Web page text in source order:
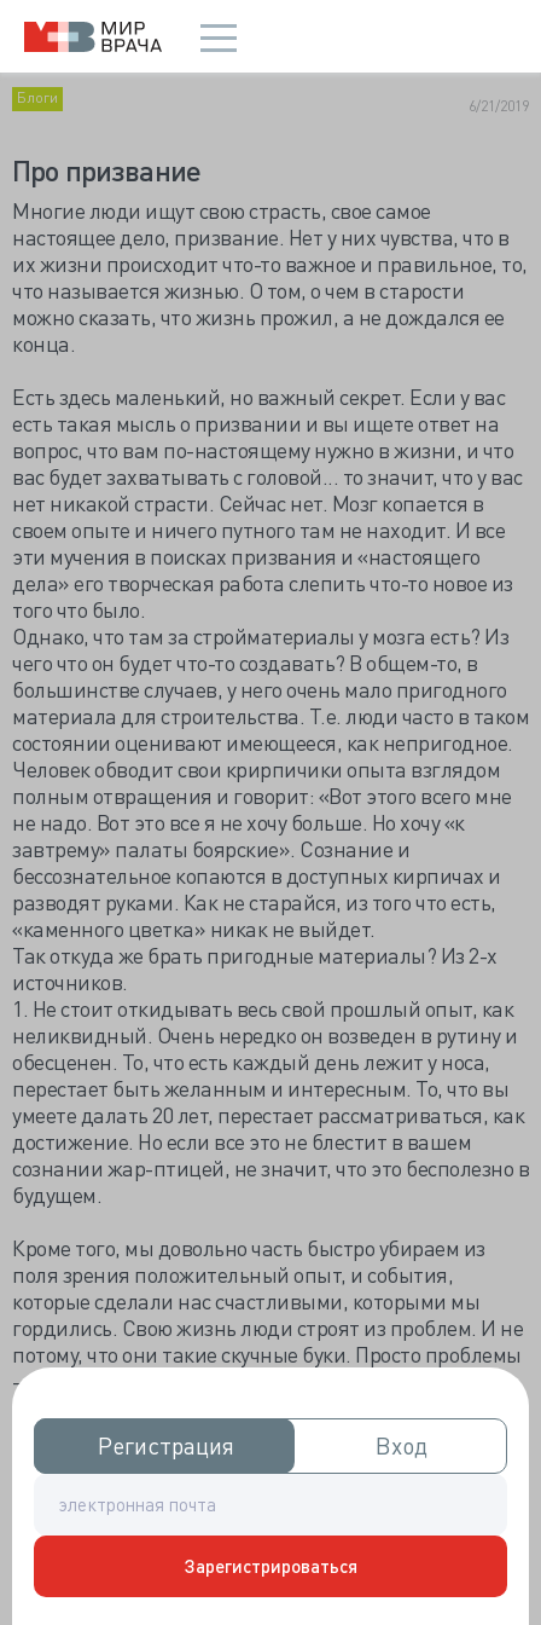
Регистрация
Регистрация Вход
Вход
Зарегистрироваться
Блоги 6/21/2019
Про призвание
Многие люди ищут свою страсть, свое самое
настоящее дело, призвание. Нет у них чувства, что в
их жизни происходит что-то важное и правильное, то,
что называется жизнью. О том, о чем в старости
можно сказать, что жизнь прожил, а не дождался ее
конца.
Есть здесь маленький, но важный секрет. Если у вас
есть такая мысль о призвании и вы ищете ответ на
вопрос, что вам по-настоящему нужно в жизни, и что
вас будет захватывать с головой... то значит, что у вас
нет никакой страсти. Сейчас нет. Мозг копается в
своем опыте и ничего путного там не находит. И все
эти мучения в поисках призвания и «настоящего
дела» его творческая работа слепить что-то новое из
того что было.
Однако, что там за стройматериалы у мозга есть? Из
чего что он будет что-то создавать? В общем-то, в
большинстве случаев, у него очень мало пригодного
материала для строительства. Т.е. люди часто в таком
состоянии оценивают имеющееся, как непригодное.
Человек обводит свои крирпичики опыта взглядом
полным отвращения и говорит: «Вот этого всего мне
не надо. Вот это все я не хочу больше. Но хочу «к
завтрему» палаты боярские». Сознание и
бессознательное копаются в доступных кирпичах и
разводят руками. Как не старайся, из того что есть,
«каменного цветка» никак не выйдет.
Так откуда же брать пригодные материалы? Из 2-х
источников.
1. Не стоит откидывать весь свой прошлый опыт, как
неликвидный. Очень нередко он возведен в рутину и
обесценен. То, что есть каждый день лежит у носа,
перестает быть желанным и интересным. То, что вы
умеете далать 20 лет, перестает рассматриваться, как
достижение. Но если все это не блестит в вашем
сознании жар-птицей, не значит, что это бесполезно в
будущем.
Кроме того, мы довольно часть быстро убираем из
поля зрения положительный опыт, и события,
которые сделали нас счастливыми, которыми мы
гордились. Свою жизнь люди строят из проблем. И не
потому, что они такие скучные буки. Просто проблемы
– это жизненные трудности, неблагоприятные
условия среды, которые мы преодолеваем.
Преодолели? Сложили в багаж в раздел долгосрочной
памяти. Из этих «преодолений» и построена жизнь.
многих в стене, он перестает оцениваться, как что-то
важное. Хотя, без него все бы рухнуло.
2. Да, совершенно объяснимо и ожидаемо, что вам
может сильно не хватать стройматериалов для того,